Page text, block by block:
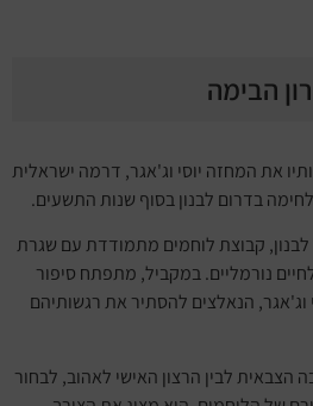
הבימה
את המחזה יוסי וג'אגר, דרמה ישראלית
בדרום לבנון בסוף שנות התשעים.
לבנון, קבוצת לוחמים מתמודדת עם שגרת
נורמליים. במקביל, מתפתח סיפור
וג'אגר, הנאלצים להסתיר את רגשותיהם
לבין הרצון האישי לאהוב, לבחור